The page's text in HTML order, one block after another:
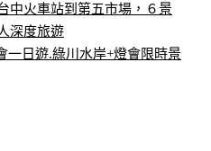
中火車站到第五市場，６景
深度旅遊
一日遊.綠川水岸+燈會限時景